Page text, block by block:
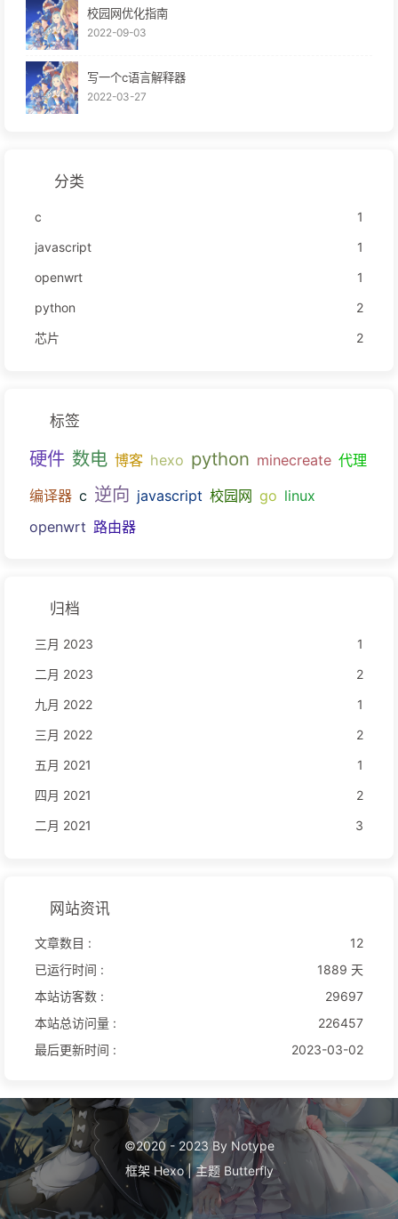
校园网优化指南
2022-09-03
写一个c语言解释器
2022-03-27
分类
c
1
javascript
1
openwrt
1
python
2
芯片
2
标签
硬件 数电 博客 hexo python minecreate 代理
编译器 c 逆向 javascript 校园网 go linux
openwrt 路由器
归档
三月 2023
1
二月 2023
2
九月 2022
1
三月 2022
2
五月 2021
1
四月 2021
2
二月 2021
3
网站资讯
文章数目 :
12
已运行时间 :
1889 天
本站访客数 :
29697
本站总访问量 :
226457
最后更新时间 :
2023-03-02
©2020 - 2023 By Notype
框架Hexo | 主题 Butterfly